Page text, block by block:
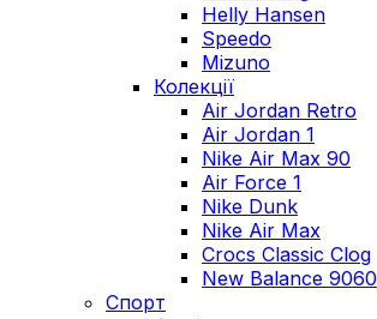
Helly Hansen
Speedo
Mizuno
Колекції
Air Jordan Retro
Air Jordan 1
Nike Air Max 90
Air Force 1
Nike Dunk
Nike Air Max
Crocs Classic Clog
New Balance 9060
Спорт